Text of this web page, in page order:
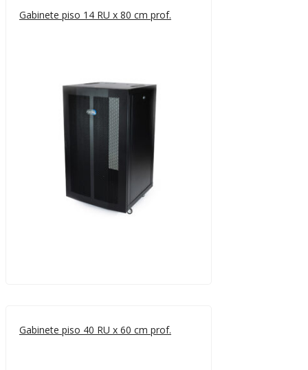
Gabinete piso 14 RU x 80 cm prof.
Gabinete piso 40 RU x 60 cm prof.